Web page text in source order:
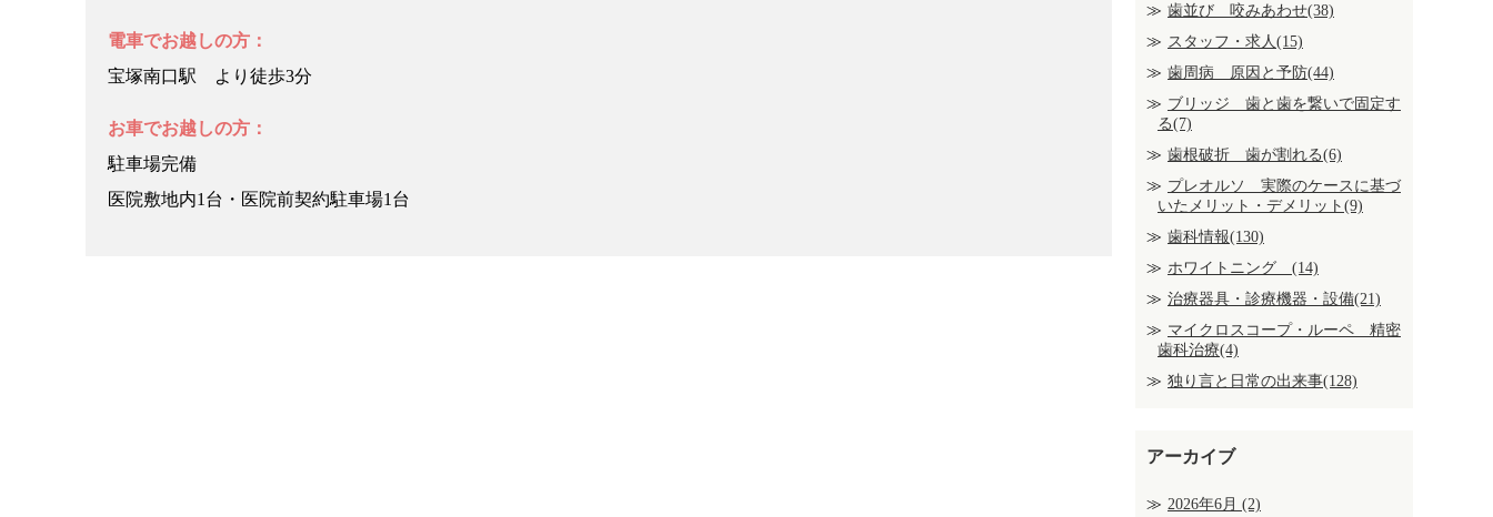
電車でお越しの方：
宝塚南口駅 より徒歩3分
お車でお越しの方：
駐車場完備
医院敷地内1台・医院前契約駐車場1台
歯並び 咬みあわせ(38)
スタッフ・求人(15)
歯周病 原因と予防(44)
ブリッジ 歯と歯を繋いで固定す
る(7)
歯根破折 歯が割れる(6)
プレオルソ 実際のケースに基づ
いたメリット・デメリット(9)
歯科情報(130)
ホワイトニング (14)
治療器具・診療機器・設備(21)
マイクロスコープ・ルーペ 精密
歯科治療(4)
独り言と日常の出来事(128)
アーカイブ
2026年6月 (2)